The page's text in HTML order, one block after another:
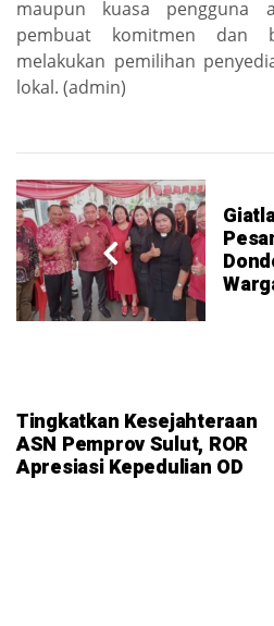
maupun kuasa pengguna
pembuat komitmen dan
melakukan pemilihan
lokal. (admin)
Tingkatkan Kesejahteraan
ASN Pemprov Sulut, ROR
Apresiasi Kepedulian OD